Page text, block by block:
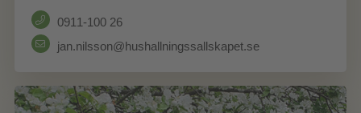
0911-100 26
jan.nilsson@hushallningssallskapet.se